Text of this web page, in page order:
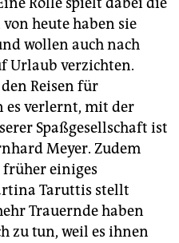
heute haben sie
wollen auch nach
Urlaub verzichten.
Reisen für
es verlernt, mit der
Spaßgesellschaft ist
Meyer. Zudem
einiges
Taruttis stellt
Trauernde haben
zu tun, weil es ihnen